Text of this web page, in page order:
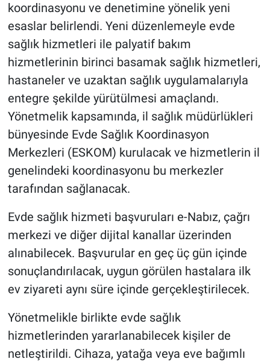
koordinasyonu ve denetimine yönelik yeni
esaslar belirlendi. Yeni düzenlemeyle evde
sağlık hizmetleri ile palyatif bakım
hizmetlerinin birinci basamak sağlık hizmetleri,
hastaneler ve uzaktan sağlık uygulamalarıyla
entegre şekilde yürütülmesi amaçlandı.
Yönetmelik kapsamında, il sağlık müdürlükleri
bünyesinde Evde Sağlık Koordinasyon
Merkezleri (ESKOM) kurulacak ve hizmetlerin il
genelindeki koordinasyonu bu merkezler
tarafından sağlanacak.
Evde sağlık hizmeti başvuruları e-Nabız, çağrı
merkezi ve diğer dijital kanallar üzerinden
alınabilecek. Başvurular en geç üç gün içinde
sonuçlandırılacak, uygun görülen hastalara ilk
ev ziyareti aynı süre içinde gerçekleştirilecek.
Yönetmelikle birlikte evde sağlık
hizmetlerinden yararlanabilecek kişiler de
netleştirildi. Cihaza, yatağa veya eve bağımlı